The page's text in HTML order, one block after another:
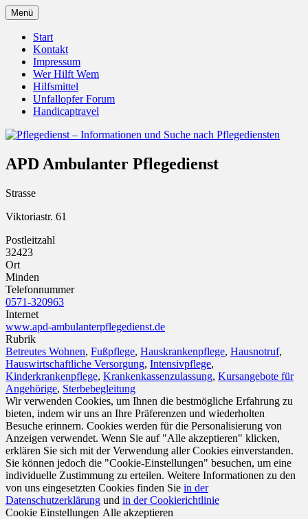
Zum
Inhalt
springen
Pflegedienst – Informationen
und Suche nach Pflegediensten
Unfallopfer – Hilfswerk
Menü
Start
Kontakt
Impressum
Wer Hilft Wem
Hilfsmittel
Unfallopfer Forum
Handicaptravel
APD Ambulanter Pflegedienst
Strasse
Viktoriastr. 61
Postleitzahl
32423
Ort
Minden
Telefonnummer
0571-320963
Internet
www.apd-ambulanterpflegedienst.de
Rubrik
Betreutes Wohnen, Fußpflege, Hauskrankenpflege, Hausnotruf,
Hauswirtschaftliche Versorgung, Intensivpflege,
Kinderkrankenpflege, Krankenkassenzulassung, Kursangebote für
Angehörige, Sterbebegleitung
Wir verwenden Cookies, um Ihnen die bestmögliche Erfahrung zu
bieten, indem wir uns an Ihre Präferenzen und wiederholten
Besuche erinnern. Cookies werden für die Personalisierung von
Anzeigen verwendet. Wenn Sie auf "Alle akzeptieren" klicken,
erklären Sie sich mit der Verwendung aller Cookies einverstanden.
Sie können jedoch die "Cookie-Einstellungen" besuchen, um eine
individuelle Zustimmung zu erteilen. Weitere Informationen zu den
von uns eingesetzten Cookies finden Sie in der
Datenschutzerklärung und in der Cookierichtlinie
Cookie Einstellungen Alle akzeptieren